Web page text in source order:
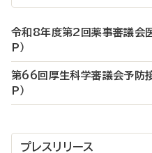
令和8年度第2回薬事審議会
P）
第66回厚生科学審議会予防接
P）
プレスリリース